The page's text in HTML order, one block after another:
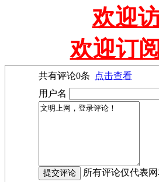
欢迎
欢迎订
共有评论0条
点击查看
用户名
所有评论仅代表